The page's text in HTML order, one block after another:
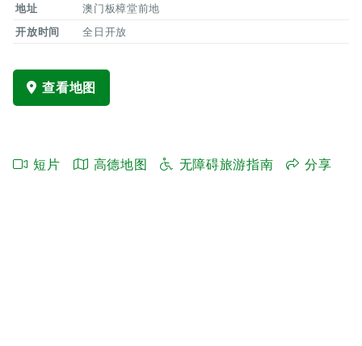
地址
澳门板樟堂前地
开放时间
全日开放
查看地图
短片 高德地图 无障碍旅游指南 分享